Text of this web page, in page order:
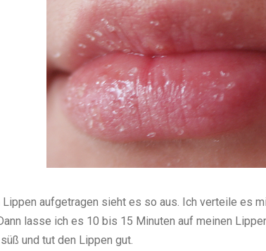
Lippen aufgetragen sieht es so aus. Ich verteile es
lasse ich es 10 bis 15 Minuten auf meinen
und tut den Lippen gut.